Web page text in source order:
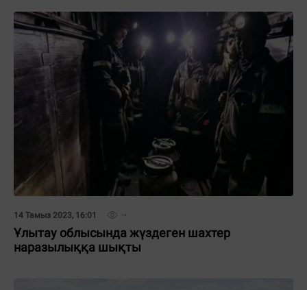
14 Тамыз 2023, 16:01
Ұлытау облысында жүздеген шахтер
наразылыққа шықты